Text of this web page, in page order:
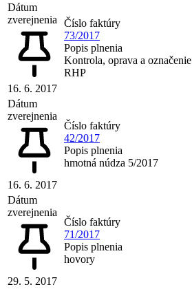
Dátum
zverejnenia
16. 6. 2017
Číslo faktúry
73/2017
Popis plnenia
Kontrola, oprava a označenie
RHP
Dátum
zverejnenia
16. 6. 2017
Číslo faktúry
42/2017
Popis plnenia
hmotná núdza 5/2017
Dátum
zverejnenia
29. 5. 2017
Číslo faktúry
71/2017
Popis plnenia
hovory